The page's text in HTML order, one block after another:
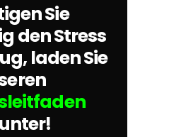
Sie
den Stress
laden Sie